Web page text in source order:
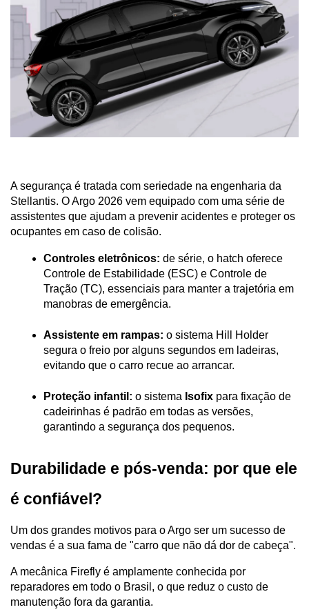
A segurança é tratada com seriedade na engenharia da
Stellantis. O Argo 2026 vem equipado com uma série de
assistentes que ajudam a prevenir acidentes e proteger os
ocupantes em caso de colisão.
Controles eletrônicos: de série, o hatch oferece
Controle de Estabilidade (ESC) e Controle de
Tração (TC), essenciais para manter a trajetória em
manobras de emergência.
Assistente em rampas: o sistema Hill Holder
segura o freio por alguns segundos em ladeiras,
evitando que o carro recue ao arrancar.
Proteção infantil: o sistema Isofix para fixação de
cadeirinhas é padrão em todas as versões,
garantindo a segurança dos pequenos.
Durabilidade e pós-venda: por que ele
é confiável?
Um dos grandes motivos para o Argo ser um sucesso de
vendas é a sua fama de "carro que não dá dor de cabeça".
A mecânica Firefly é amplamente conhecida por
reparadores em todo o Brasil, o que reduz o custo de
manutenção fora da garantia.